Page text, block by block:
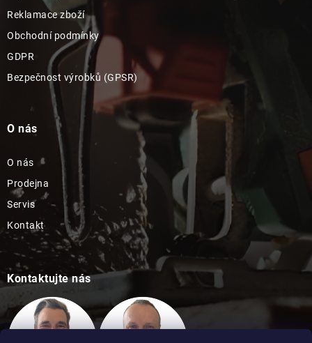
Reklamace zboží
Obchodní podmínky
GDPR
Bezpečnost výrobků (GPSR)
O nás
O nás
Prodejna
Servis
Kontakt
Kontaktujte nás